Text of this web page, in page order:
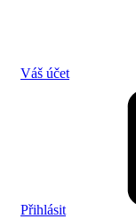
Váš účet
Přihlásit